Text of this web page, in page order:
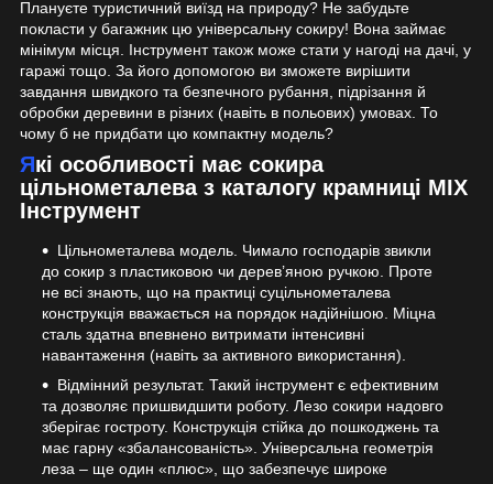
Плануєте туристичний виїзд на природу? Не забудьте
покласти у багажник цю універсальну сокиру! Вона займає
мінімум місця. Інструмент також може стати у нагоді на дачі, у
гаражі тощо. За його допомогою ви зможете вирішити
завдання швидкого та безпечного рубання, підрізання й
обробки деревини в різних (навіть в польових) умовах. То
чому б не придбати цю компактну модель?
Які особливості має сокира
цільнометалева з каталогу крамниці MIX
Інструмент
Цільнометалева модель. Чимало господарів звикли
до сокир з пластиковою чи дерев’яною ручкою. Проте
не всі знають, що на практиці суцільнометалева
конструкція вважається на порядок надійнішою. Міцна
сталь здатна впевнено витримати інтенсивні
навантаження (навіть за активного використання).
Відмінний результат. Такий інструмент є ефективним
та дозволяє пришвидшити роботу. Лезо сокири надовго
зберігає гостроту. Конструкція стійка до пошкоджень та
має гарну «збалансованість». Універсальна геометрія
леза – ще один «плюс», що забезпечує широке